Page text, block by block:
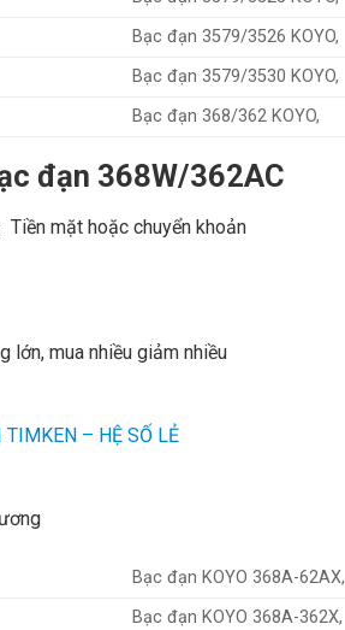
Bạc đạn 3579/3526 KOYO,
Bạc đạn 3579/3530 KOYO,
Bạc đạn 368/362 KOYO,
đạn 368W/362AC
mặt hoặc chuyển khoản
lớn, mua nhiều giảm nhiều
TIMKEN – HỆ SỐ LẺ
Bạc đạn KOYO 368A-62AX,
Bạc đạn KOYO 368A-362X,